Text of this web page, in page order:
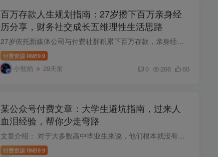
百万存款人生规划指南：27岁攒下百万亲身经
历分享，财务社交成长五维理性生活思路
27岁依托新媒体公司与付费社群积累下百万存款，亲身经历暴富后膨胀挥霍的阶段，沉淀出一套百万存款人群专属生活规划思路。课程跳出单纯理财科普，从真实个人经历切入，直面普通人小有积蓄后容易...
付费资源 RMB9.9
小智焰 29天前 0 206 60
某公众号付费文章：大学生避坑指南，过来人
血泪经验，帮你少走弯路
文章介绍： 对于大多数高中毕业生来说，他们根本就没有经历过真实的社会，而大学几乎就是一个小社会的缩影。 所以，如果你不能洞悉大学的运行规则和潜规则，你大概率会吃亏。 今天我就跟大家分...
付费资源 RMB9.9